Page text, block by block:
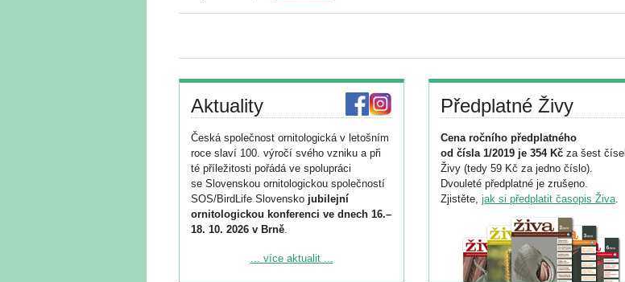
Aktuality
Česká společnost ornitologická v letošním
roce slaví 100. výročí svého vzniku a při
té příležitosti pořádá ve spolupráci
se Slovenskou ornitologickou společností
SOS/BirdLife Slovensko jubilejní
ornitologickou konferenci ve dnech 16.–
18. 10. 2026 v Brně.
Podrobnější informace ke konferenci
... více aktualit ...
Předplatné Živy
Cena ročního předplatného
od čísla 1/2019 je 354 Kč za šest čísel
Živy (tedy 59 Kč za jedno číslo).
Dvouleté předplatné je zrušeno.
Zjistěte, jak si předplatit časopis Živa.